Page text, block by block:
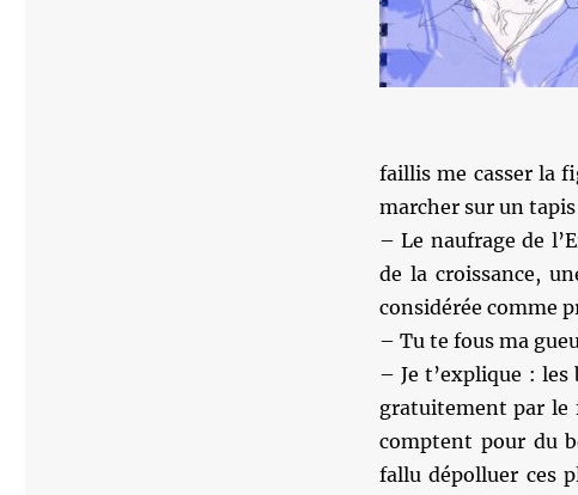
faillis me casser la
marcher sur un
– Le naufrage de
de la croissance,
considérée comme
– Tu te fous ma
– Je t’explique :
gratuitement par le
comptent pour du
fallu dépolluer ces